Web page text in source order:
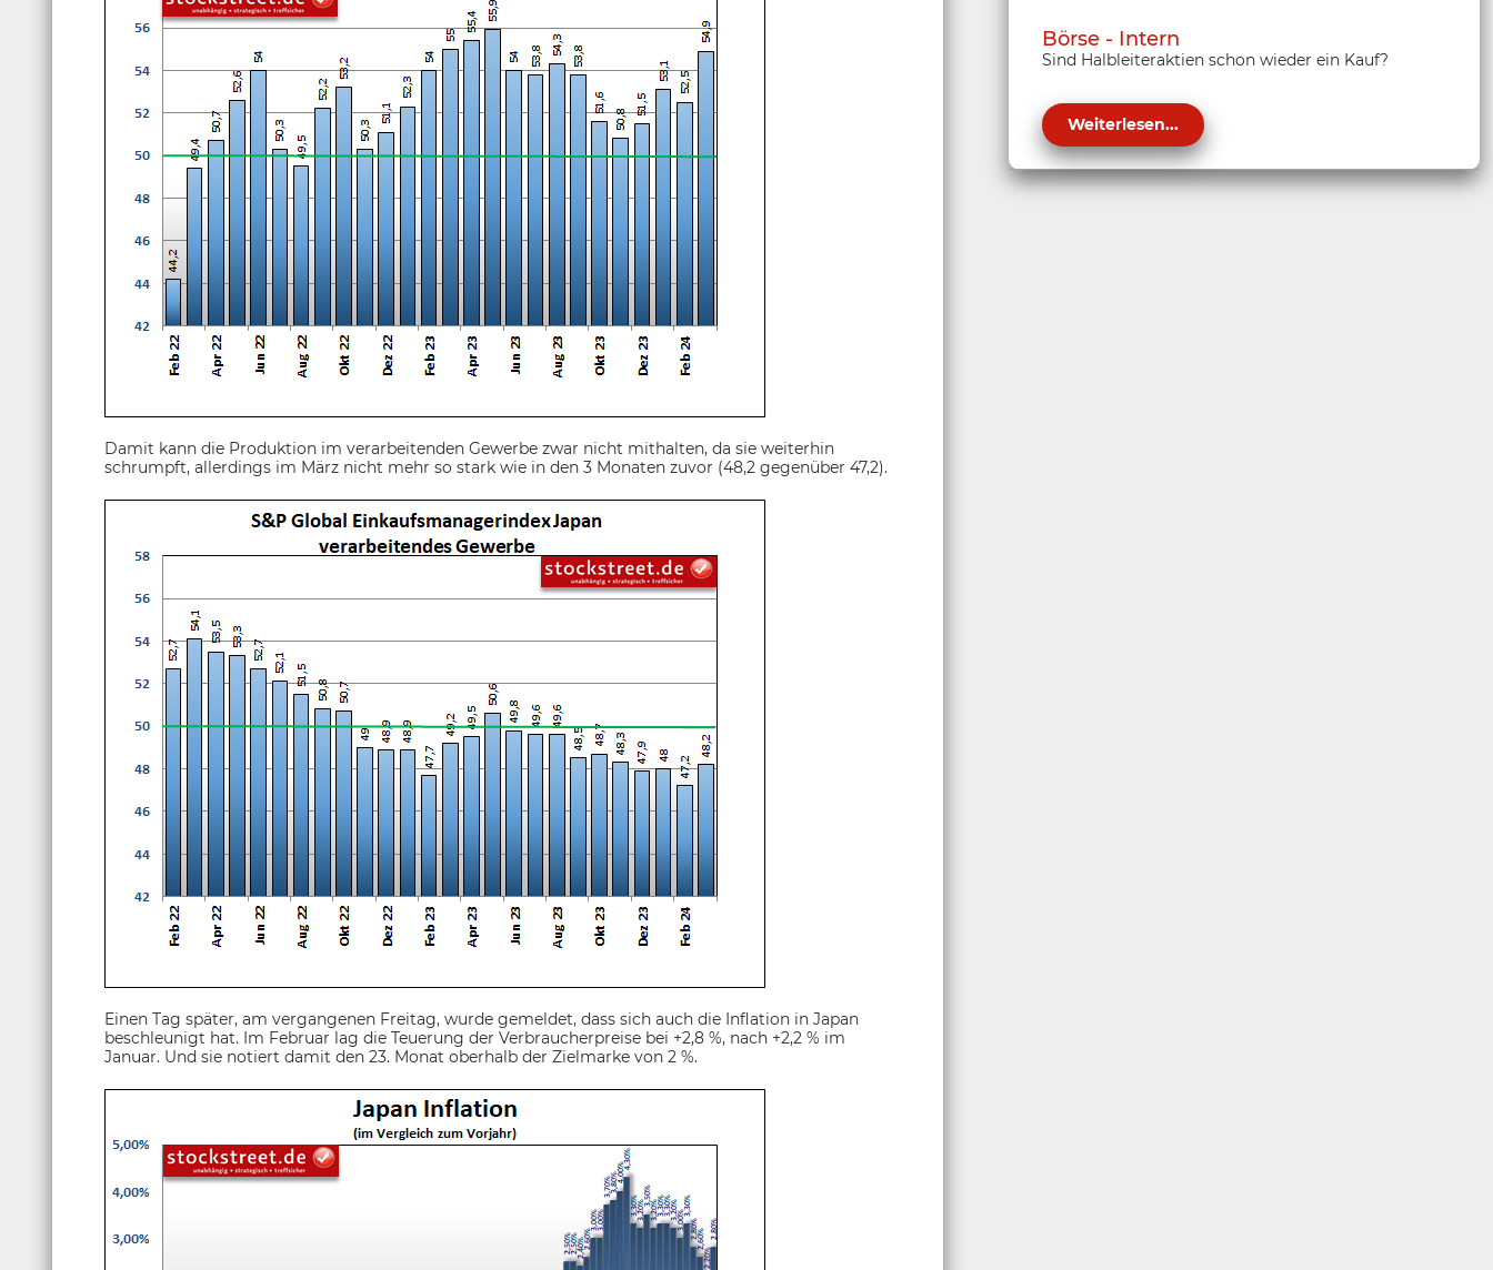
Damit kann die Produktion im verarbeitenden Gewerbe zwar nicht mithalten, da sie weiterhin
schrumpft, allerdings im März nicht mehr so stark wie in den 3 Monaten zuvor (48,2 gegenüber 47,2).
Einen Tag später, am vergangenen Freitag, wurde gemeldet, dass sich auch die Inflation in Japan
beschleunigt hat. Im Februar lag die Teuerung der Verbraucherpreise bei +2,8 %, nach +2,2 % im
Januar. Und sie notiert damit den 23. Monat oberhalb der Zielmarke von 2 %.
Börse - Intern
Sind Halbleiteraktien schon wieder ein Kauf?
Weiterlesen...